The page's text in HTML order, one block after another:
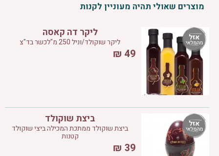
מוצרים שאולי תהיה מעוניין לקנות
ליקר דה קאסה
ליקר שוקולד/וניל 250 מ"לכשר בד"צ
49
₪
ביצת שוקולד
ביצת שוקולד ממתכת המכילה ביצי שוקולד
קטנות
39
₪